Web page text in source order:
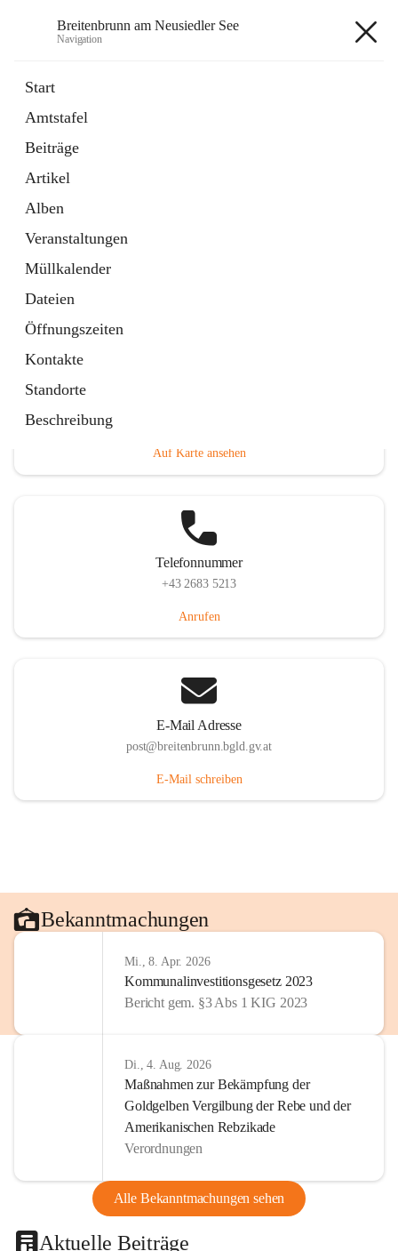
Breitenbrunn am Neusiedler See
Navigation
Start
Amtstafel
Beiträge
Artikel
Alben
Veranstaltungen
Müllkalender
Dateien
Öffnungszeiten
Kontakte
Standorte
Beschreibung
18 Schnellzugriffe
Gemeindeservice
Auf Karte ansehen
Telefonnummer
+43 2683 5213
Anrufen
E-Mail Adresse
post@breitenbrunn.bgld.gv.at
E-Mail schreiben
Bekanntmachungen
Mi., 8. Apr. 2026
Kommunalinvestitionsgesetz 2023
Bericht gem. §3 Abs 1 KIG 2023
Di., 4. Aug. 2026
Maßnahmen zur Bekämpfung der
Goldgelben Vergilbung der Rebe und der
Amerikanischen Rebzikade
Verordnungen
Alle Bekanntmachungen sehen
Aktuelle Beiträge